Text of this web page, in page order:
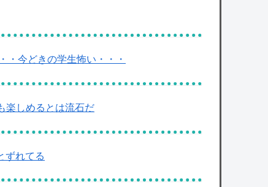
・今どきの学生怖い・・・
楽しめるとは流石だ
ずれてる